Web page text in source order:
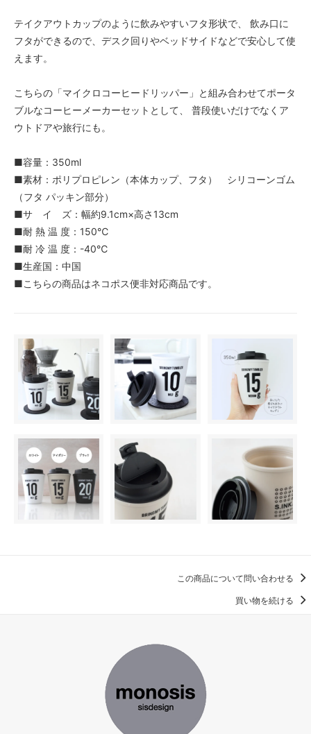
テイクアウトカップのように飲みやすいフタ形状で、 飲み口に
フタができるので、デスク回りやベッドサイドなどで安心して使
えます。
こちらの「マイクロコーヒードリッパー」と組み合わせてポータ
ブルなコーヒーメーカーセットとして、 普段使いだけでなくア
ウトドアや旅行にも。
■容量：350ml
■素材：ポリプロピレン（本体カップ、フタ） シリコーンゴム
（フタ パッキン部分）
■サ イ ズ：幅約9.1cm×高さ13cm
■耐 熱 温 度：150℃
■耐 冷 温 度：-40℃
■生産国：中国
■こちらの商品はネコポス便非対応商品です。
この商品について問い合わせる
買い物を続ける